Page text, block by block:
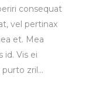
consequat
vel pertinax
et. Mea
id. Vis ei
zril...